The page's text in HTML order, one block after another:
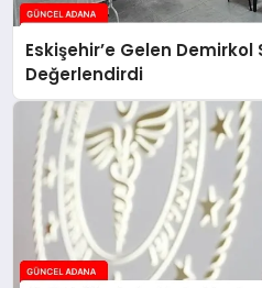
Eskişehir’e Gelen
Değerlendirdi